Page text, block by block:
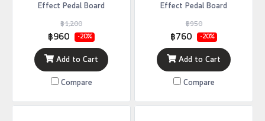
Effect Pedal Board
฿1,200
฿960 -20%
Add to Cart
Compare
Effect Pedal Board
฿950
฿760 -20%
Add to Cart
Compare